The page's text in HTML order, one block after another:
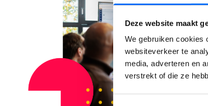
Deze website maakt
We gebruiken cookies
websiteverkeer te
media, adverteren en
verstrekt of die ze
Toestemmingsselectie